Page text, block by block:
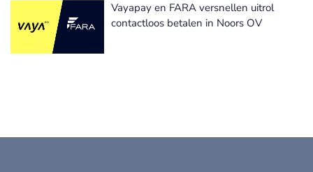
Vayapay en FARA versnellen uitrol
contactloos betalen in Noors OV